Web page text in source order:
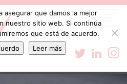
asegurar que damos la mejor
nuestro sitio web. Si continúa
que está de acuerdo.
Leer más